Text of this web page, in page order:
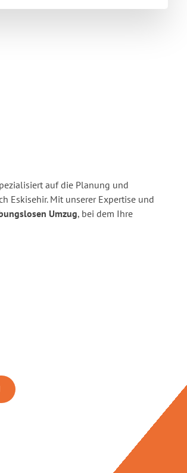
auf die Planung und
Eskisehir. Mit unserer Expertise und
Umzug, bei dem Ihre